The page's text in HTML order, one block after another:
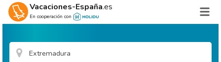
Vacaciones-España.es
En cooperación con